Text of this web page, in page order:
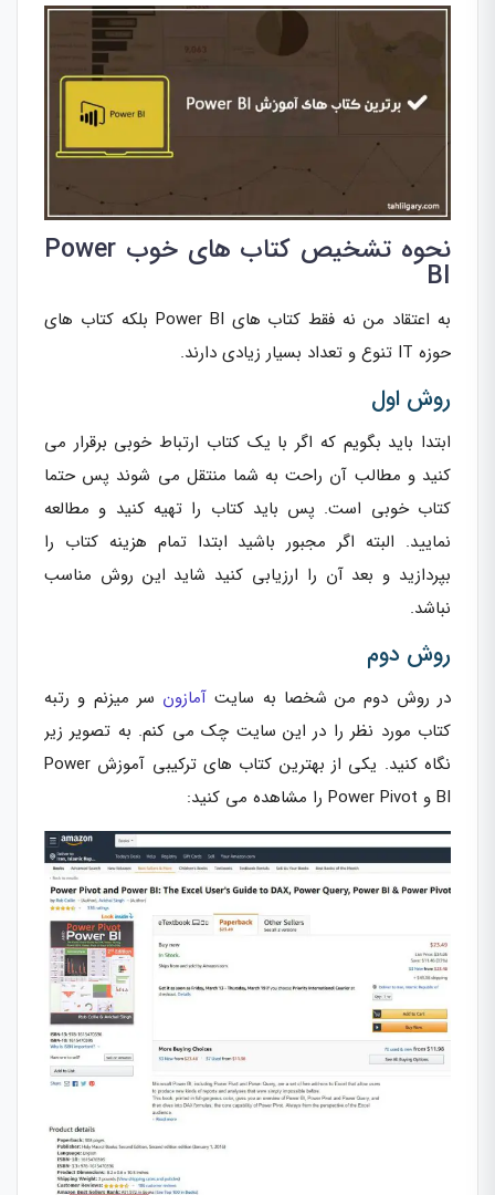
نحوه تشخیص کتاب های خوب Power
BI
به اعتقاد من نه فقط کتاب های Power BI بلکه کتاب های
حوزه IT تنوع و تعداد بسیار زیادی دارند.
روش اول
ابتدا باید بگویم که اگر با یک کتاب ارتباط خوبی برقرار می
کنید و مطالب آن راحت به شما منتقل می شوند پس حتما
کتاب خوبی است. پس باید کتاب را تهیه کنید و مطالعه
نمایید. البته اگر مجبور باشید ابتدا تمام هزینه کتاب را
بپردازید و بعد آن را ارزیابی کنید شاید این روش مناسب
نباشد.
روش دوم
در روش دوم من شخصا به سایت آمازون سر میزنم و رتبه
کتاب مورد نظر را در این سایت چک می کنم. به تصویر زیر
نگاه کنید. یکی از بهترین کتاب های ترکیبی آموزش Power
BI و Power Pivot را مشاهده می کنید: